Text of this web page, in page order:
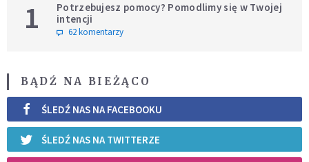
1
Potrzebujesz pomocy? Pomodlimy się w Twojej
intencji
62 komentarzy
BĄDŹ NA BIEŻĄCO
ŚLEDŹ NAS NA FACEBOOKU
ŚLEDŹ NAS NA TWITTERZE